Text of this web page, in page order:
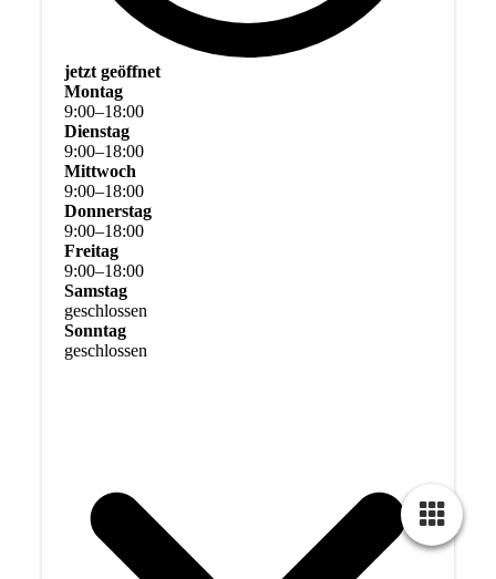
jetzt geöffnet
Montag
9:00–18:00
Dienstag
9:00–18:00
Mittwoch
9:00–18:00
Donnerstag
9:00–18:00
Freitag
9:00–18:00
Samstag
geschlossen
Sonntag
geschlossen